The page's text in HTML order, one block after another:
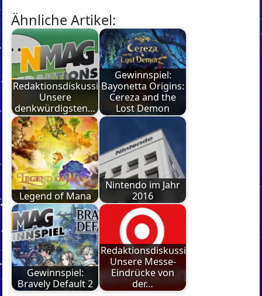
Ähnliche Artikel:
Redaktionsdiskussion:
Unsere
denkwürdigsten…
Gewinnspiel:
Bayonetta Origins:
Cereza and the
Lost Demon
Legend of Mana
Nintendo im Jahr
2016
Gewinnspiel:
Bravely Default 2
Redaktionsdiskussion:
Unsere Messe-
Eindrücke von
der…